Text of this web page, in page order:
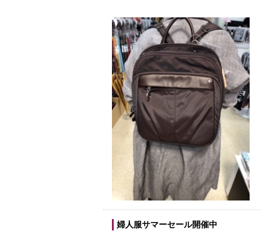
婦人服サマーセール開催中